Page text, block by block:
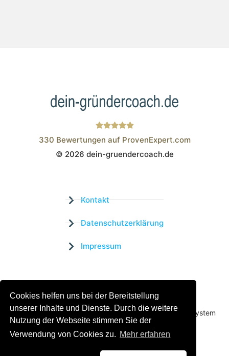
Cookies helfen uns bei der Bereitstellung
unserer Inhalte und Dienste. Durch die weitere
Nutzung der Webseite stimmen Sie der
Verwendung von Cookies zu. Mehr erfahren
Wistor GmbH
330 Bewertungen auf ProvenExpert.com
© 2026 dein-gruendercoach.de
Kontakt
Datenschutzerklärung
Impressum
Profitieren sie jetzt von unserer über 15 jährigen
Praxiserfahrung und unserem erfolgreichen Coachingsystem